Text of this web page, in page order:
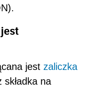
jest zaliczka
na